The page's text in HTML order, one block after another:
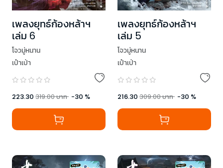
เพลงยุทธ์ก้องหล้าฯ
เล่ม 6
โจวมู่หนาน
เป๋าเป่า
223.30 319.00บาท -30 %
เพลงยุทธ์ก้องหล้าฯ
เล่ม 5
โจวมู่หนาน
เป๋าเป่า
216.30 309.00บาท -30 %